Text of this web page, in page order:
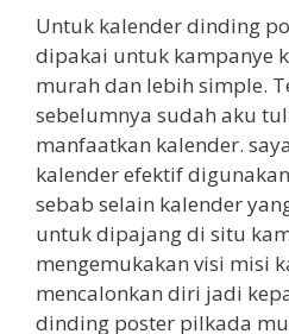
Untuk kalender dinding
dipakai untuk kampanye
murah dan lebih simple.
sebelumnya sudah aku
manfaatkan kalender.
kalender efektif
sebab selain kalender
untuk dipajang di situ
mengemukakan visi misi
mencalonkan diri jadi
dinding poster pilkada